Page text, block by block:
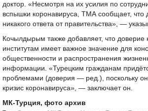
доктор. «Несмотря на их усилия по
вспышки коронавируса, ТМА сообщает, что
никакого ответа от правительства», —
Кочылдырым также добавляет, что доверие
институтам имеет важное значение для
общественности и распространения
информации. «Турецким гражданам
проблемами (доверия — ред.), поскольку
кризис коронавируса», — заключает он.
МК-Турция, фото архив